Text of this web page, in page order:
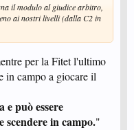
il modulo al giudice arbitro,
ai nostri livelli (dalla C2 in
per la Fitet l'ultimo
in campo a giocare il
può essere
scendere in campo."